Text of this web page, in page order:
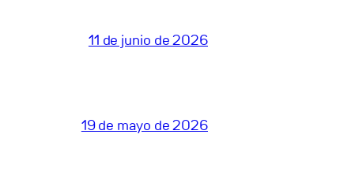
11 de junio de 2026
19 de mayo de 2026